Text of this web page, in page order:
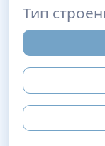
Тип